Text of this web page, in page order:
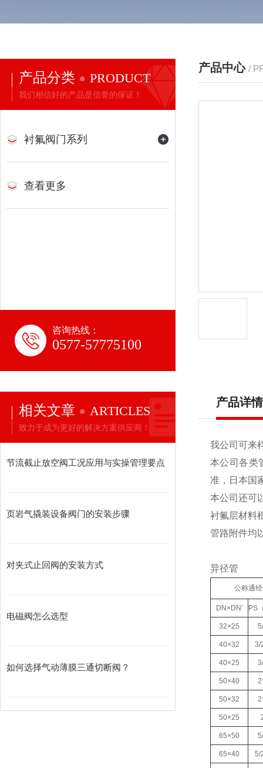
产品分类 PRODUCT
我们相信好的产品是信誉的保证！
衬氟阀门系列
查看更多
咨询热线：
0577-57775100
相关文章 ARTICLES
致力于成为更好的解决方案供应商！
节流截止放空阀工况应用与实操管理要点
页岩气撬装设备阀门的安装步骤
对夹式止回阀的安装方式
电磁阀怎么选型
如何选择气动薄膜三通切断阀？
产品中心 /
产品详情
我公司可来
本公司各类
准，日本国
本公司还可
衬氟层材料
管路附件均
异径管
公称通经
DN×DN’ PS
32×25
40×32 3/
40×25
50×40
50×32
50×25
65×50
65×40 5/